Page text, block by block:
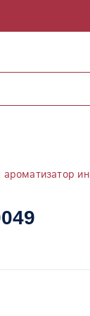
ароматизатор